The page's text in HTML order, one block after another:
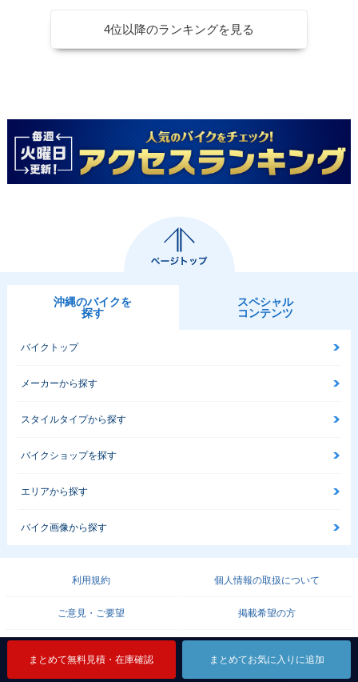
まとめて無料見積・在庫確認 まとめてお気に入りに追加
まとめて無料見積・在庫確認 まとめてお気に入りに追加
まとめて無料見積・在庫確認 まとめてお気に入りに追加
4位以降のランキングを見る
沖縄のバイクを
探す
スペシャル
コンテンツ
バイクトップ
メーカーから探す
スタイルタイプから探す
バイクショップを探す
エリアから探す
バイク画像から探す
利用規約 個人情報の取扱について
ご意見・ご要望 掲載希望の方